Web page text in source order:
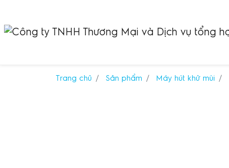
Trang chủ Sản phẩm Máy hút khử mùi